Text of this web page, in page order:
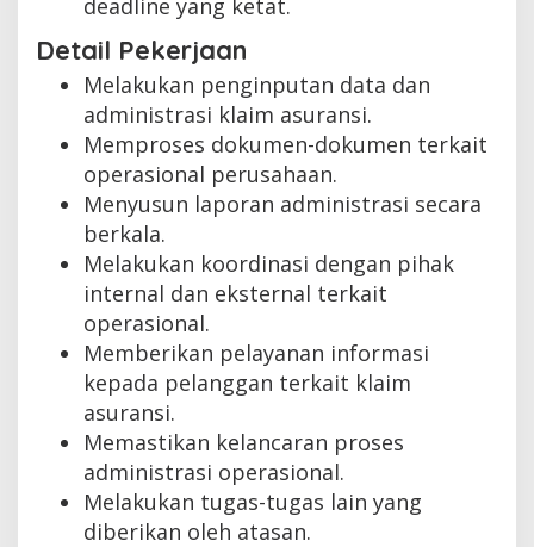
deadline yang ketat.
Detail Pekerjaan
Melakukan penginputan data dan
administrasi klaim asuransi.
Memproses dokumen-dokumen terkait
operasional perusahaan.
Menyusun laporan administrasi secara
berkala.
Melakukan koordinasi dengan pihak
internal dan eksternal terkait
operasional.
Memberikan pelayanan informasi
kepada pelanggan terkait klaim
asuransi.
Memastikan kelancaran proses
administrasi operasional.
Melakukan tugas-tugas lain yang
diberikan oleh atasan.